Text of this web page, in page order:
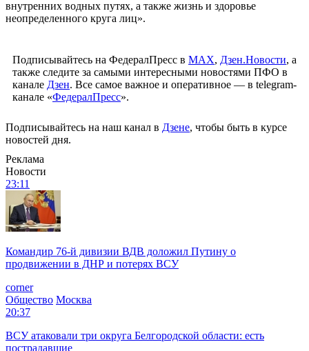
внутренних водных путях, а также жизнь и здоровье
неопределенного круга лиц».
Подписывайтесь на ФедералПресс в МАХ, Дзен.Новости, а
также следите за самыми интересными новостями ПФО в
канале Дзен. Все самое важное и оперативное — в telegram-
канале «ФедералПресс».
Подписывайтесь на наш канал в Дзене, чтобы быть в курсе
новостей дня.
Реклама
Новости
23:11
Командир 76-й дивизии ВДВ доложил Путину о
продвижении в ДНР и потерях ВСУ
corner
Общество Москва
20:37
ВСУ атаковали три округа Белгородской области: есть
пострадавшие